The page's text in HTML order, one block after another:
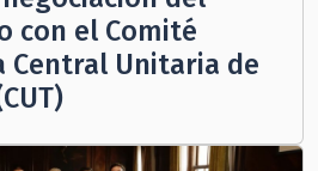
con el Comité
Central Unitaria de